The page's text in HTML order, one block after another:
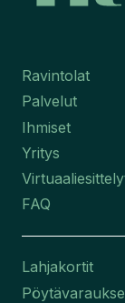
Ravintolat
Palvelut
Ihmiset
Yritys
FAQ
Lahjakortit